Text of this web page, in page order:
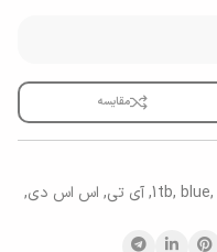
مقایسه
1tb, blue,
,آی تی, اس اس دی,